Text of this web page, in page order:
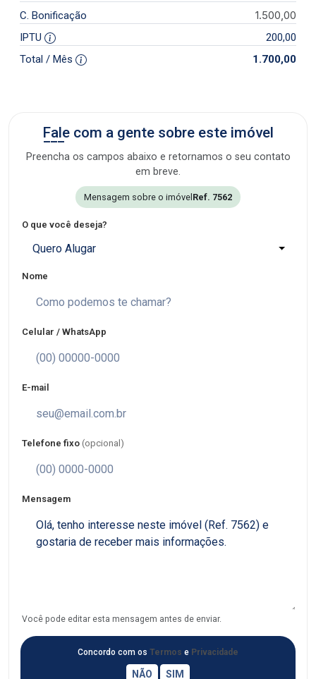
C. Bonificação
1.500,00
IPTU
200,00
Total / Mês
1.700,00
Fale com a gente sobre este imóvel
Preencha os campos abaixo e retornamos o seu contato
em breve.
Mensagem sobre o imóvel Ref. 7562
O que você deseja?
Quero Alugar
Nome
Celular / WhatsApp
E-mail
Telefone fixo (opcional)
Mensagem
Você pode editar esta mensagem antes de enviar.
Concordo com os Termos e Privacidade